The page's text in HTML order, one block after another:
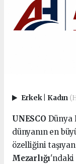
Erkek Kadın
UNESCO Dünya
dünyanın en
özelliğini
Mezarlığı'ndaki